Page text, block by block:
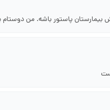
بیمارستان پاستور باشه. من